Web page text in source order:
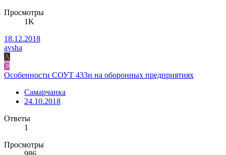
Просмотры
1K
18.12.2018
avsha
A
С
Особенности СОУТ 433н на оборонных предприятиях
Самарчанка
24.10.2018
Ответы
1
Просмотры